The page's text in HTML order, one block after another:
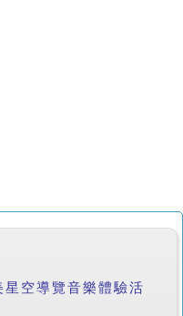
星空導覽音樂體驗活